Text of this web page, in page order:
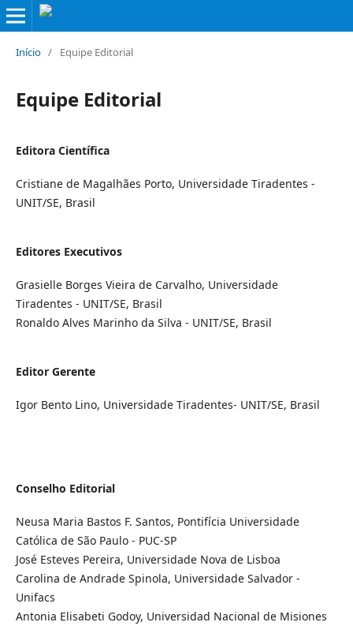
Início / Equipe Editorial
Equipe Editorial
Editora Científica
Cristiane de Magalhães Porto, Universidade Tiradentes -
UNIT/SE, Brasil
Editores Executivos
Grasielle Borges Vieira de Carvalho, Universidade
Tiradentes - UNIT/SE, Brasil
Ronaldo Alves Marinho da Silva - UNIT/SE, Brasil
Editor Gerente
Igor Bento Lino, Universidade Tiradentes- UNIT/SE, Brasil
Conselho Editorial
Neusa Maria Bastos F. Santos, Pontifícia Universidade
Católica de São Paulo - PUC-SP
José Esteves Pereira, Universidade Nova de Lisboa
Carolina de Andrade Spinola, Universidade Salvador -
Unifacs
Antonia Elisabeti Godoy, Universidad Nacional de Misiones